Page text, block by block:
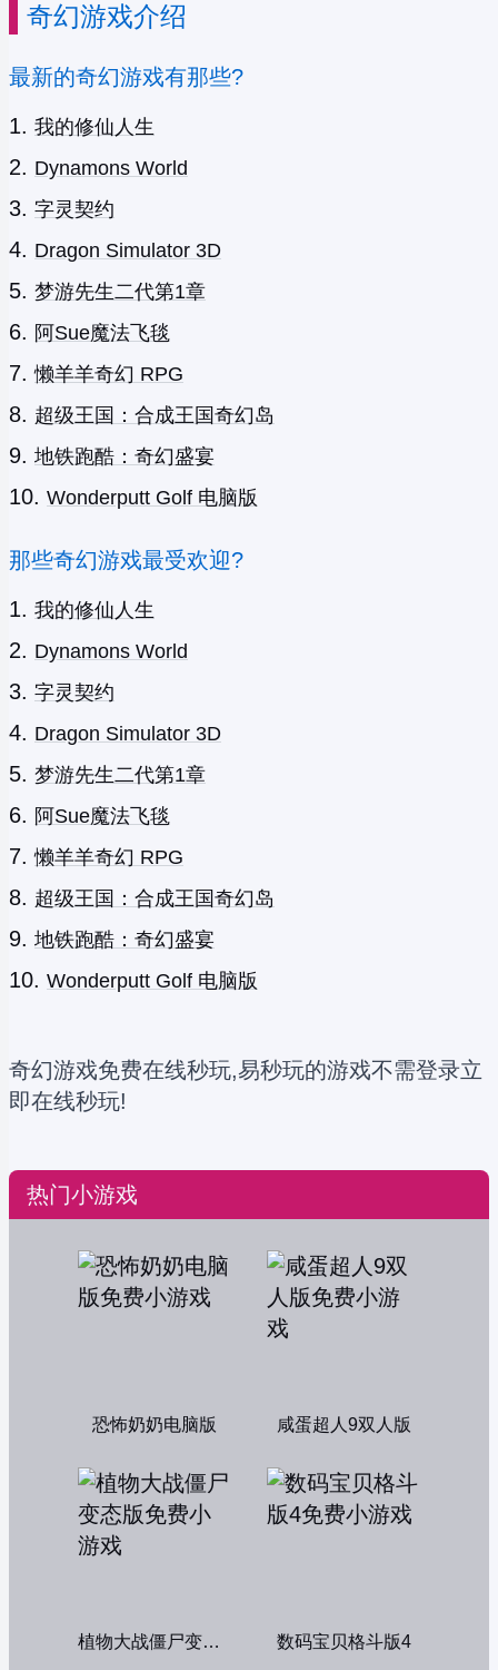
奇幻游戏介绍
最新的奇幻游戏有那些?
我的修仙人生
Dynamons World
字灵契约
Dragon Simulator 3D
梦游先生二代第1章
阿Sue魔法飞毯
懒羊羊奇幻 RPG
超级王国：合成王国奇幻岛
地铁跑酷：奇幻盛宴
Wonderputt Golf 电脑版
那些奇幻游戏最受欢迎?
我的修仙人生
Dynamons World
字灵契约
Dragon Simulator 3D
梦游先生二代第1章
阿Sue魔法飞毯
懒羊羊奇幻 RPG
超级王国：合成王国奇幻岛
地铁跑酷：奇幻盛宴
Wonderputt Golf 电脑版
奇幻游戏免费在线秒玩,易秒玩的游戏不需登录立
即在线秒玩!
热门小游戏
恐怖奶奶电脑版 咸蛋超人9双人版
植物大战僵尸变态版 数码宝贝格斗版4